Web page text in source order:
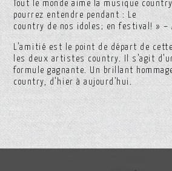
Tout le monde aime la musique
pourrez entendre pendant : Le
country de nos idoles; en festival! » –
L’amitié est le point de départ de
les deux artistes country. Il s’agit
formule gagnante. Un brillant
country, d’hier à aujourd’hui.